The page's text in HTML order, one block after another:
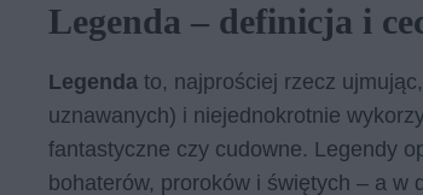
Legenda – definicja i
Legenda to, najprościej rzecz
uznawanych) i niejednokrotnie
fantastyczne czy cudowne. Legendy
bohaterów, proroków i świętych – a w